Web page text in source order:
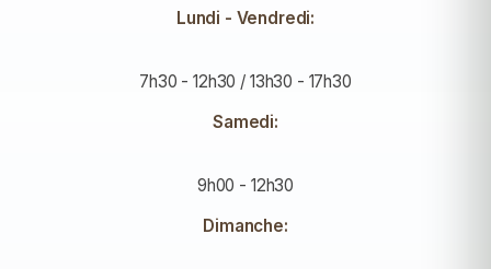
Lundi - Vendredi:
7h30 - 12h30 / 13h30 - 17h30
Samedi:
9h00 - 12h30
Dimanche: